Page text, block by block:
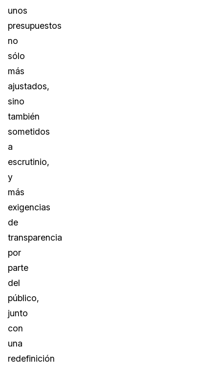
unos
presupuestos
no
sólo
más
ajustados,
sino
también
sometidos
a
escrutinio,
y
más
exigencias
de
transparencia
por
parte
del
público,
junto
con
una
redefinición